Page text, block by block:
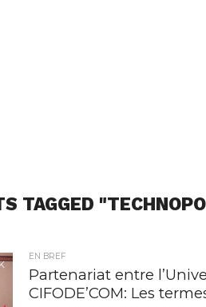
TAGGED
EN BREF
Partenariat entre
CIFODE’COM: Les